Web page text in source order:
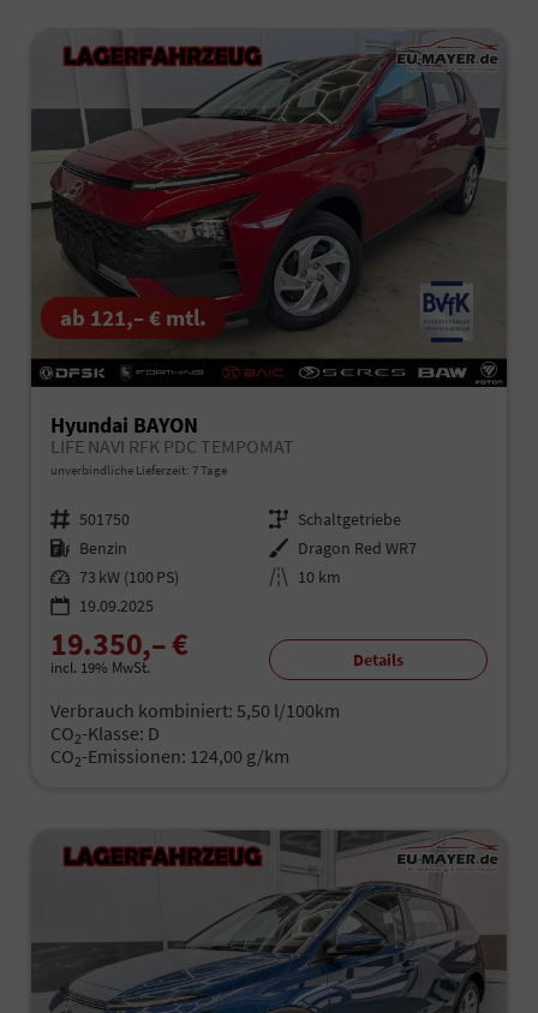
ab 121,– € mtl.
Hyundai BAYON
LIFE NAVI RFK PDC TEMPOMAT
unverbindliche Lieferzeit: 7 Tage
Fahrzeugnr. 501750 Getriebe Schaltgetriebe
Kraftstoff Benzin Außenfarbe Dragon Red WR7
Leistung 73 kW (100 PS) Kilometerstand 10 km
19.09.2025
19.350,– €
incl. 19% MwSt. Details
Verbrauch kombiniert: 5,50 l/100km
CO2-Klasse: D
CO2-Emissionen: 124,00 g/km